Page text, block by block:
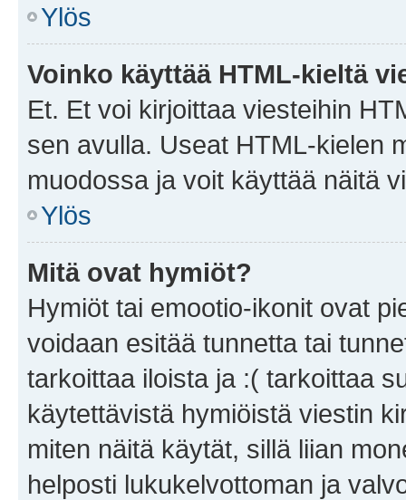
Ylös
Voinko käyttää HTML-kieltä
Et. Et voi kirjoittaa viesteihin
sen avulla. Useat HTML-kielen
muodossa ja voit käyttää näitä
Ylös
Mitä ovat hymiöt?
Hymiöt tai emootio-ikonit ovat
voidaan esitää tunnetta tai
tarkoittaa iloista ja :( tarkoittaa
käytettävistä hymiöistä viestin
miten näitä käytät, sillä liian
helposti lukukelvottoman ja